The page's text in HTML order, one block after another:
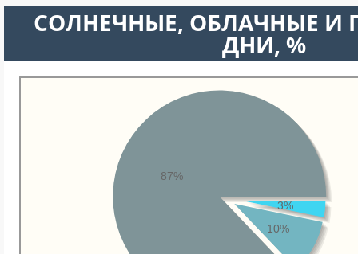
CОЛНЕЧНЫЕ, ОБЛАЧНЫЕ И
ДНИ, %
3%
10%
87%